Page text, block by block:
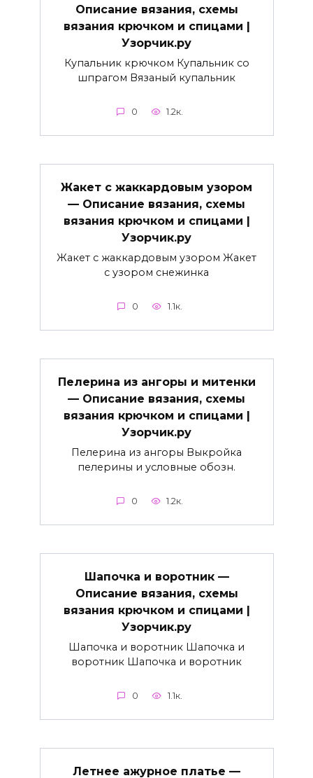
Описание вязания, схемы
вязания крючком и спицами |
Узорчик.ру
Купальник крючком Купальник со
шпрагом Вязаный купальник
0 1.2к.
Жакет с жаккардовым узором
— Описание вязания, схемы
вязания крючком и спицами |
Узорчик.ру
Жакет с жаккардовым узором Жакет
с узором снежинка
0 1.1к.
Пелерина из ангоры и митенки
— Описание вязания, схемы
вязания крючком и спицами |
Узорчик.ру
Пелерина из ангоры Выкройка
пелерины и условные обозн.
0 1.2к.
Шапочка и воротник —
Описание вязания, схемы
вязания крючком и спицами |
Узорчик.ру
Шапочка и воротник Шапочка и
воротник Шапочка и воротник
0 1.1к.
Летнее ажурное платье —